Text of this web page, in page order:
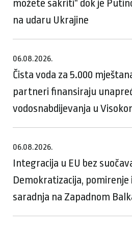
možete sakriti“ dok je
na udaru Ukrajine
06.08.2026.
Čista voda za 5.000
partneri finansiraju
vodosnabdijevanja u
06.08.2026.
Integracija u EU bez
Demokratizacija, pomirenje
saradnja na Zapadnom